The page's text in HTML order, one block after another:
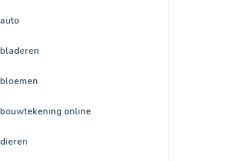
auto
bladeren
bloemen
bouwtekening online
dieren